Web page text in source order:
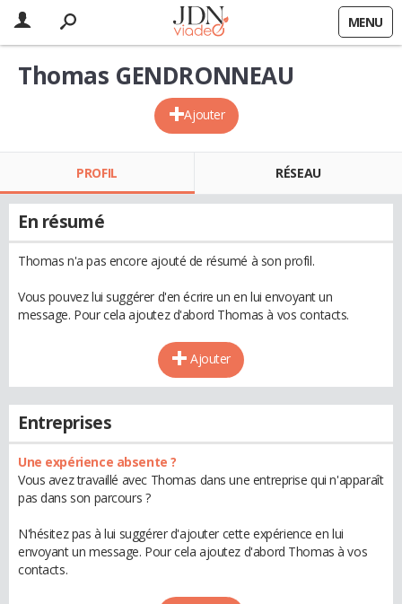
MENU
Ajouter
Thomas GENDRONNEAU
PROFIL RÉSEAU
En résumé
Thomas n'a pas encore ajouté de résumé à son profil.
Vous pouvez lui suggérer d'en écrire un en lui envoyant un
message. Pour cela ajoutez d'abord Thomas à vos contacts.
Ajouter
Entreprises
Une expérience absente ?
Vous avez travaillé avec Thomas dans une entreprise qui n'apparaît
pas dans son parcours ?
N'hésitez pas à lui suggérer d'ajouter cette expérience en lui
envoyant un message. Pour cela ajoutez d'abord Thomas à vos
contacts.